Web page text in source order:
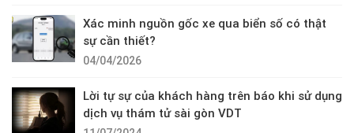
Xác minh nguồn gốc xe qua biển số có thật
sự cần thiết?
04/04/2026
Lời tự sự của khách hàng trên báo khi sử dụng
dịch vụ thám tử sài gòn VDT